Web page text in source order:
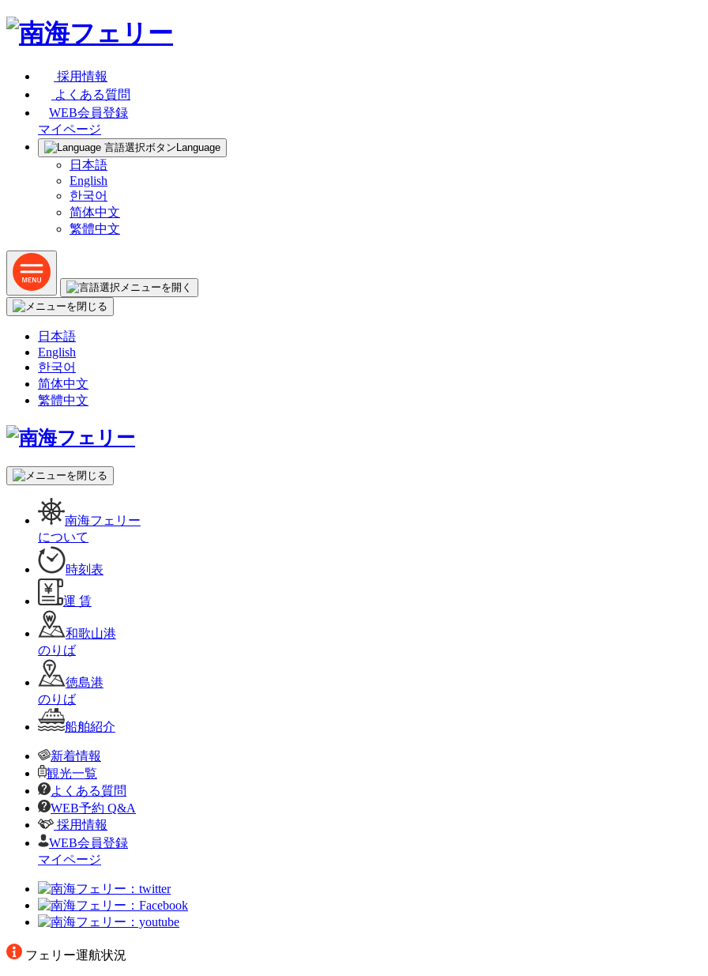
採用情報
よくある質問
WEB会員登録
マイページ
Language
日本語
English
한국어
简体中文
繁體中文
日本語
English
한국어
简体中文
繁體中文
南海フェリー
について
時刻表
運 賃
和歌山港
のりば
徳島港
のりば
船舶紹介
新着情報
観光一覧
よくある質問
WEB予約 Q&A
採用情報
WEB会員登録
マイページ
フェリー運航状況